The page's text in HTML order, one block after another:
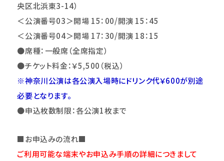
央区北浜東3-14）
＜公演番号03＞開場 15：00/開演 15：45
＜公演番号04＞開場 17：30/開演 18：15
●席種：一般席（全席指定）
●チケット料金：￥5,500（税込）
※神奈川公演は各公演入場時にドリンク代￥600が別途
必要となります。
●申込枚数制限：各公演1枚まで
■お申込みの流れ■
ご利用可能な端末やお申込み手順の詳細につきまして